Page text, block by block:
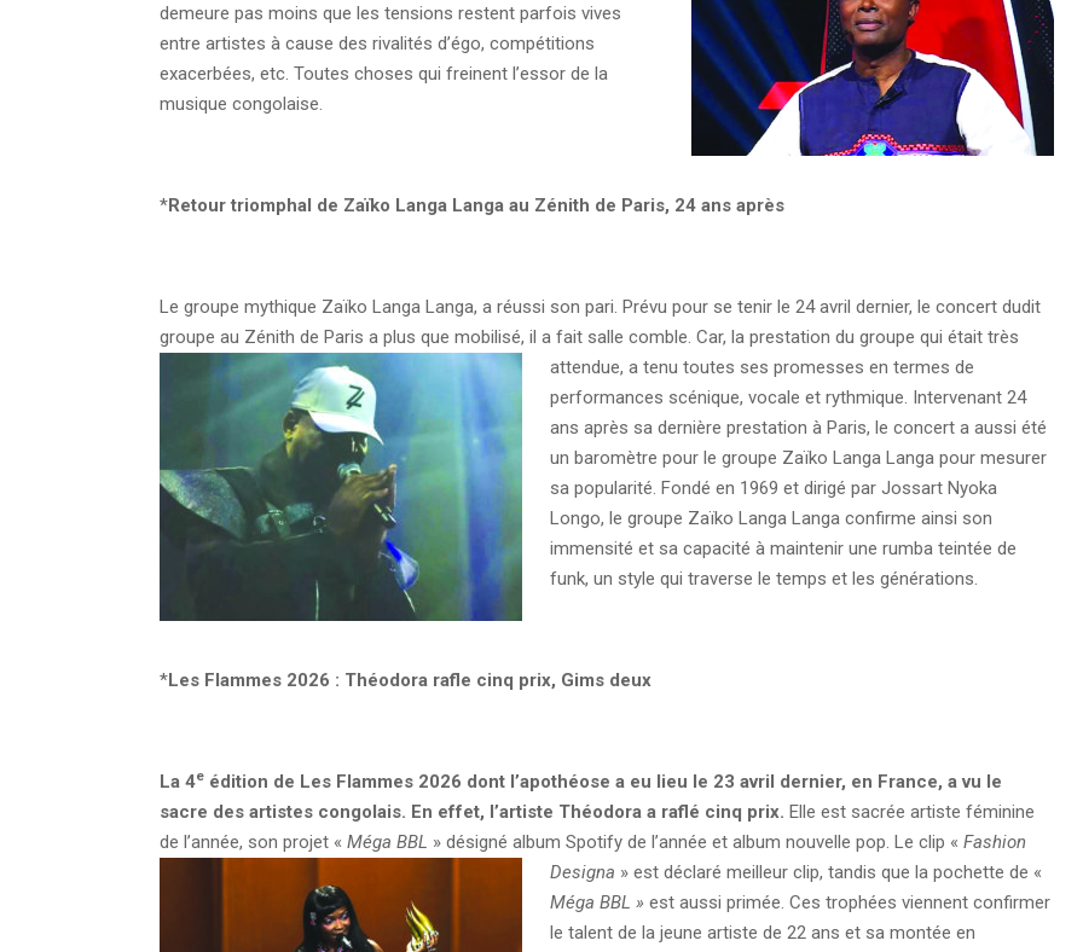
demeure pas moins que les tensions restent parfois vives
entre artistes à cause des rivalités d’égo, compétitions
exacerbées, etc. Toutes choses qui freinent l’essor de la
musique congolaise.
*Retour triomphal de Zaïko Langa Langa au Zénith de Paris, 24 ans après
Le groupe mythique Zaïko Langa Langa, a réussi son pari. Prévu pour se tenir le 24 avril dernier, le concert dudit
groupe au Zénith de Paris a plus que mobilisé, il a fait salle comble. Car, la prestation du groupe qui était très
attendue, a tenu toutes ses promesses en termes de
performances scénique, vocale et rythmique. Intervenant 24
ans après sa dernière prestation à Paris, le concert a aussi été
un baromètre pour le groupe Zaïko Langa Langa pour mesurer
sa popularité. Fondé en 1969 et dirigé par Jossart Nyoka
Longo, le groupe Zaïko Langa Langa confirme ainsi son
immensité et sa capacité à maintenir une rumba teintée de
funk, un style qui traverse le temps et les générations.
*Les Flammes 2026 : Théodora rafle cinq prix, Gims deux
La 4e édition de Les Flammes 2026 dont l’apothéose a eu lieu le 23 avril dernier, en France, a vu le
sacre des artistes congolais. En effet, l’artiste Théodora a raflé cinq prix. Elle est sacrée artiste féminine
de l’année, son projet « Méga BBL » désigné album Spotify de l’année et album nouvelle pop. Le clip « Fashion
Designa » est déclaré meilleur clip, tandis que la pochette de «
Méga BBL » est aussi primée. Ces trophées viennent confirmer
le talent de la jeune artiste de 22 ans et sa montée en